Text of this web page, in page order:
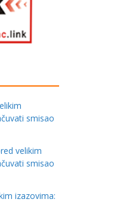
smisao
velikim
smisao
izazovima: